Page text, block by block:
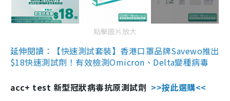
點擊圖片放大
延伸閱讀：【快速測試套裝】香港口罩品牌Savewo推出
$18快速測試劑！有效檢測Omicron、Delta變種病毒
acc+ test 新型冠狀病毒抗原測試劑 >>按此選購<<